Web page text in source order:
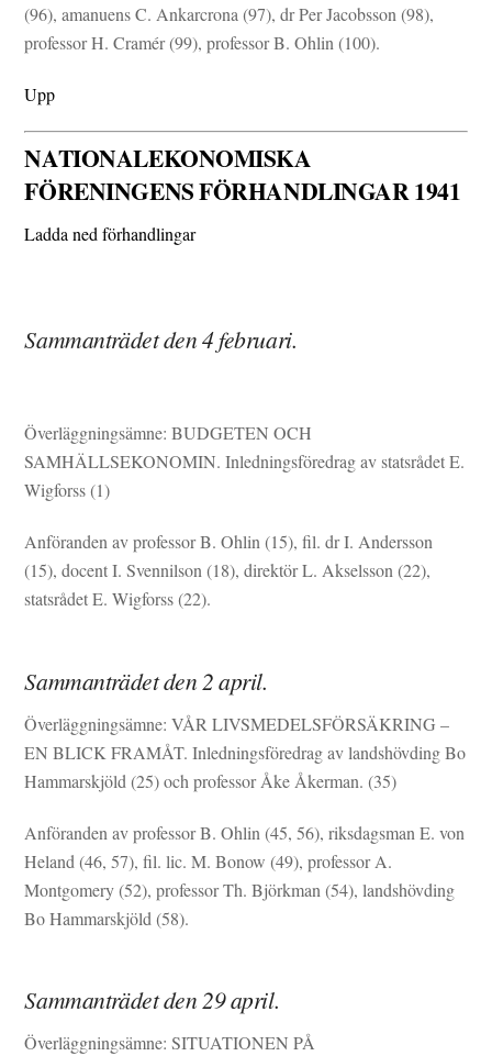
(96), amanuens C. Ankarcrona (97), dr Per Jacobsson (98),
professor H. Cramér (99), professor B. Ohlin (100).
Upp
NATIONALEKONOMISKA
FÖRENINGENS FÖRHANDLINGAR 1941
Ladda ned förhandlingar
Sammanträdet den 4 februari.
Överläggningsämne: BUDGETEN OCH
SAMHÄLLSEKONOMIN. Inledningsföredrag av statsrådet E.
Wigforss (1)
Anföranden av professor B. Ohlin (15), fil. dr I. Andersson
(15), docent I. Svennilson (18), direktör L. Akselsson (22),
statsrådet E. Wigforss (22).
Sammanträdet den 2 april.
Överläggningsämne: VÅR LIVSMEDELSFÖRSÄKRING –
EN BLICK FRAMÅT. Inledningsföredrag av landshövding Bo
Hammarskjöld (25) och professor Åke Åkerman. (35)
Anföranden av professor B. Ohlin (45, 56), riksdagsman E. von
Heland (46, 57), fil. lic. M. Bonow (49), professor A.
Montgomery (52), professor Th. Björkman (54), landshövding
Bo Hammarskjöld (58).
Sammanträdet den 29 april.
Överläggningsämne: SITUATIONEN PÅ